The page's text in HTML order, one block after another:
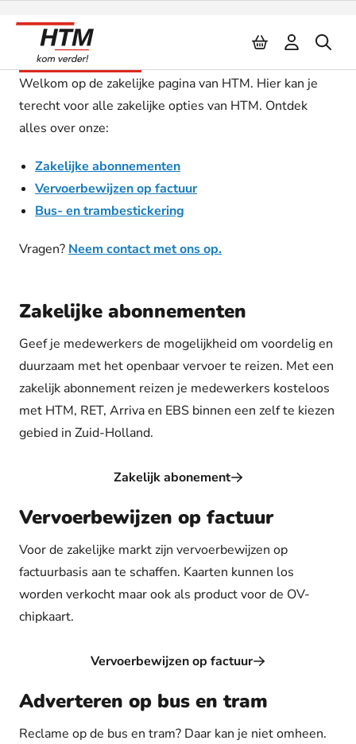
HTM Zakelijk
Welkom op de zakelijke pagina van HTM. Hier kan je
terecht voor alle zakelijke opties van HTM. Ontdek
alles over onze:
Zakelijke abonnementen
Vervoerbewijzen op factuur
Bus- en trambestickering
Vragen? Neem contact met ons op.
Zakelijke abonnementen
Geef je medewerkers de mogelijkheid om voordelig en
duurzaam met het openbaar vervoer te reizen. Met een
zakelijk abonnement reizen je medewerkers kosteloos
met HTM, RET, Arriva en EBS binnen een zelf te kiezen
gebied in Zuid-Holland.
Zakelijk abonement
Vervoerbewijzen op factuur
Voor de zakelijke markt zijn vervoerbewijzen op
factuurbasis aan te schaffen. Kaarten kunnen los
worden verkocht maar ook als product voor de OV-
chipkaart.
Vervoerbewijzen op factuur
Adverteren op bus en tram
Reclame op de bus en tram? Daar kan je niet omheen.